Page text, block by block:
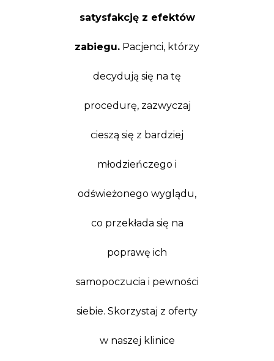
satysfakcję z efektów
zabiegu. Pacjenci, którzy
decydują się na tę
procedurę, zazwyczaj
cieszą się z bardziej
młodzieńczego i
odświeżonego wyglądu,
co przekłada się na
poprawę ich
samopoczucia i pewności
siebie. Skorzystaj z oferty
w naszej klinice